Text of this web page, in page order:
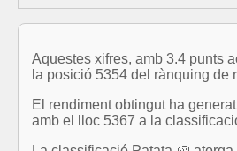
Aquestes xifres, amb 3.4 punts
la posició 5354 del rànquing de
El rendiment obtingut ha
amb el lloc 5367 a la